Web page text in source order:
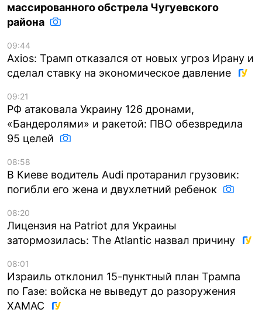
массированного обстрела Чугуевского
района
09:44
Axios: Трамп отказался от новых угроз Ирану и
сделал ставку на экономическое давление
09:21
РФ атаковала Украину 126 дронами,
«Бандеролями» и ракетой: ПВО обезвредила
95 целей
08:58
В Киеве водитель Audi протаранил грузовик:
погибли его жена и двухлетний ребенок
08:20
Лицензия на Patriot для Украины
затормозилась: The Atlantic назвал причину
08:01
Израиль отклонил 15-пунктный план Трампа
по Газе: войска не выведут до разоружения
ХАМАС